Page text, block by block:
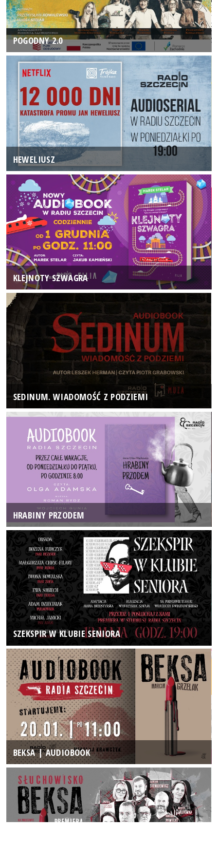
POGODNY 2.0
HEWELIUSZ
KLEJNOTY SZWAGRA
SEDINUM. WIADOMOŚĆ Z PODZIEMI
HRABINY PRZODEM
SZEKSPIR W KLUBIE SENIORA
BEKSA | AUDIOBOOK